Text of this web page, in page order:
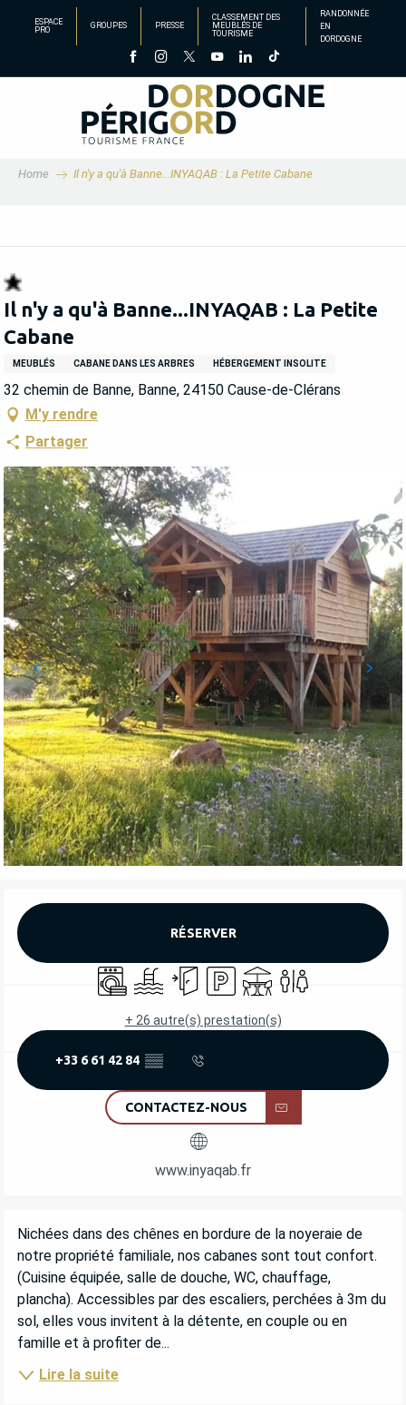
principal
ESPACE
PRO
GROUPES PRESSE
CLASSEMENT DES
MEUBLÉS DE
TOURISME
RANDONNÉE
EN
DORDOGNE
Home Il n'y a qu'à Banne...INYAQAB : La Petite Cabane
Il n'y a qu'à Banne...INYAQAB : La Petite
Cabane
MEUBLÉS CABANE DANS LES ARBRES HÉBERGEMENT INSOLITE
32 chemin de Banne, Banne, 24150 Cause-de-Clérans
M'y rendre
Partager
OUVERTURE ET COORDONNÉES
RÉSERVER
Lave lingePiscineEntrée indépendante
ParkingTerrasseToilettes
+ 26 autre(s) prestation(s)
+33 6 61 42 84 ▒▒
CONTACTEZ-NOUS
www.inyaqab.fr
DESCRIPTION
Nichées dans des chênes en bordure de la noyeraie de
notre propriété familiale, nos cabanes sont tout confort.
(Cuisine équipée, salle de douche, WC, chauffage,
plancha). Accessibles par des escaliers, perchées à 3m du
sol, elles vous invitent à la détente, en couple ou en
famille et à profiter de...
Lire la suite